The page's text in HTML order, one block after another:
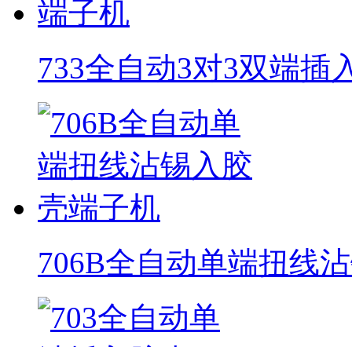
733全自动3对3双端插
706B全自动单端扭线